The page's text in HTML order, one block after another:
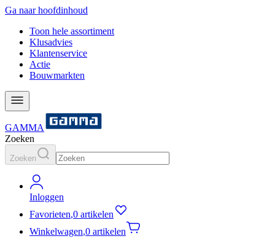
Ga naar hoofdinhoud
Toon hele assortiment
Klusadvies
Klantenservice
Actie
Bouwmarkten
GAMMA
Zoeken
Zoeken
Inloggen
Favorieten,0 artikelen
Winkelwagen,0 artikelen